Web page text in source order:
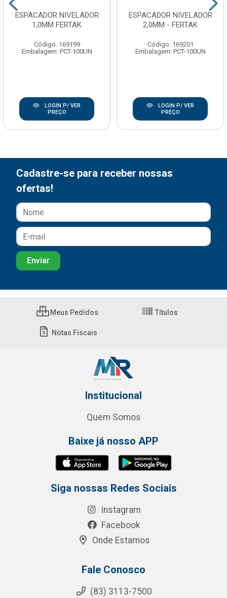
ESPACADOR NIVELADOR
1,0MM FERTAK
Código: 169199
Embalagem: PCT-100UN
LOGIN P/ VER
PREÇO
ESPACADOR NIVELADOR
2,0MM - FERTAK
Código: 169201
Embalagem: PCT-100UN
LOGIN P/ VER
PREÇO
Cadastre-se para receber nossas
ofertas!
Meus Pedidos Títulos
Notas Fiscais
Institucional
Quem Somos
Baixe já nosso APP
Siga nossas Redes Sociais
Instagram
Facebook
Onde Estamos
Fale Conosco
(83) 3113-7500